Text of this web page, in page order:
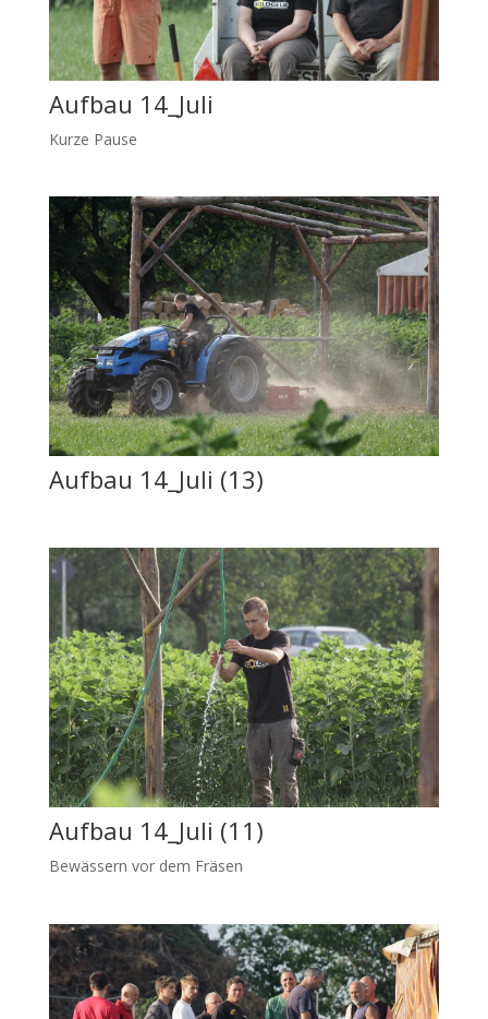
Aufbau 14_Juli
Kurze Pause
Aufbau 14_Juli (13)
Aufbau 14_Juli (11)
Bewässern vor dem Fräsen